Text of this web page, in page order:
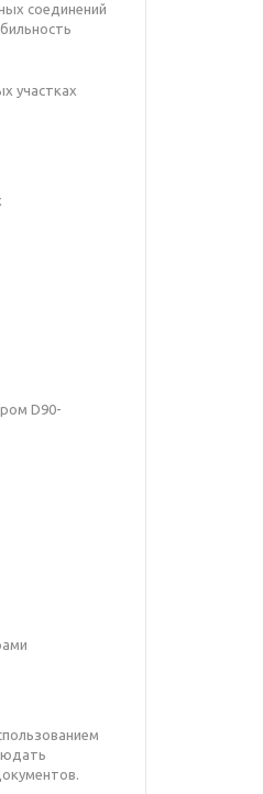
соединений
участках
D90-